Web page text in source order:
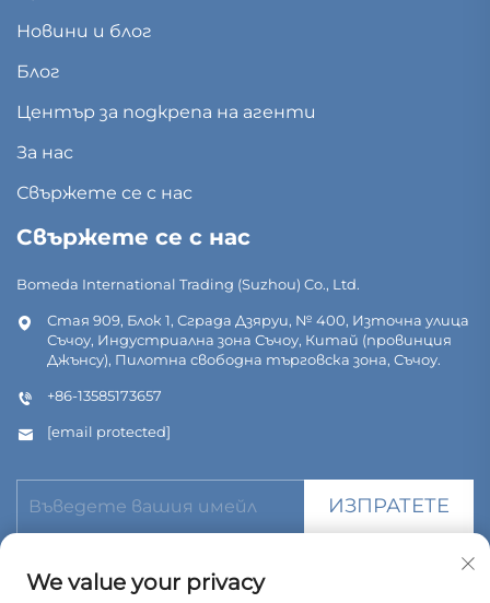
Новини и блог
Блог
Център за подкрепа на агенти
За нас
Свържете се с нас
Свържете се с нас
Bomeda International Trading (Suzhou) Co., Ltd.
Стая 909, Блок 1, Сграда Дзяруи, № 400, Източна улица
Съчоу, Индустриална зона Съчоу, Китай (провинция
Джънсу), Пилотна свободна търговска зона, Съчоу.
+86-13585173657
[email protected]
ИЗПРАТЕТЕ
We value your privacy